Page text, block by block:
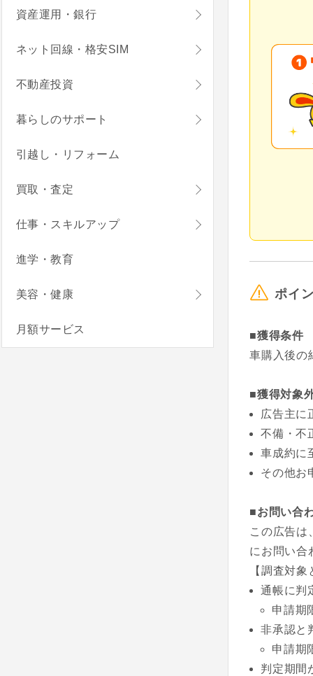
ポイ
■獲得条件
車購入後の
■獲得対象
広告主に
不備・不
車成約に
その他お
■お問い合
この広告は
にお問い合
【調査対
通帳に判
申請期
非承認と
申請期
判定期間
資産運用・銀行
ネット回線・格安SIM
不動産投資
暮らしのサポート
引越し・リフォーム
買取・査定
仕事・スキルアップ
進学・教育
美容・健康
月額サービス